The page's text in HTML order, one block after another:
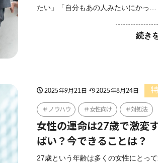
たい」「自分もあの人みたいにかっ…
続き
2025年9月21日 2025年8月24日
ノウハウ 女性向け 対処法
女性の運命は27歳で激変
ばい？今できることは？
27歳という年齢は多くの女性にとっ